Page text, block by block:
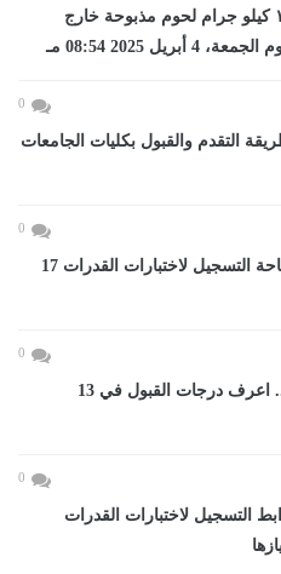
بيطرى الأقصر.. ضبط ١٨٥ كيلو جرام لحوم مذبوحة خارج
2025 08:54 مـ
0
الجامعات 2026.. طريقة التقدم والقبول بكليات الجامعات
0
تنسيق الجامعات 2026.. إتاحة التسجيل لاختبارات القدرات 17
0
تنسيق الثانوى العام 2027.. اعرف درجات القبول في 13
0
الجامعات 2026.. رابط التسجيل لاختبارات القدرات